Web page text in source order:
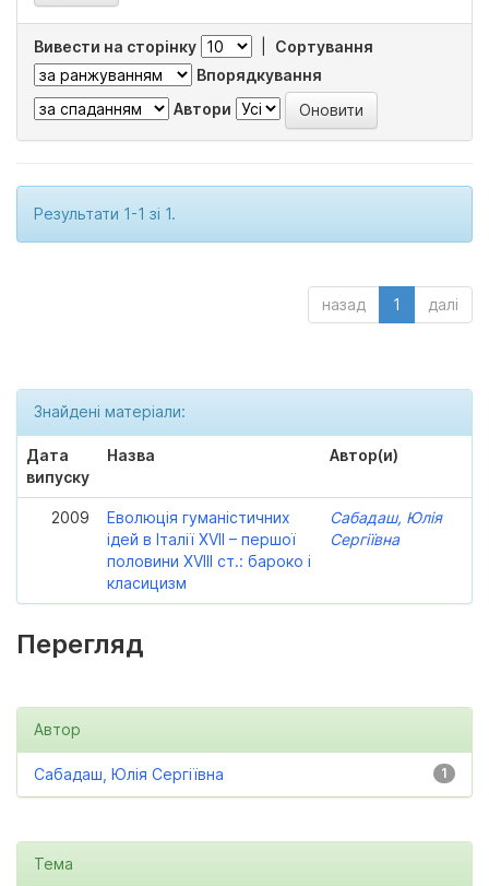
Вивести на сторінку
Сортування
Впорядкування
Автори
Результати 1-1 зі 1.
назад 1 далі
Знайдені матеріали:
Дата
випуску
Назва Автор(и)
2009
Еволюція гуманістичних
ідей в Італії XVII – першої
половини XVIII ст.: бароко і
класицизм
Сабадаш, Юлія
Сергіївна
Перегляд
Автор
1
Сабадаш, Юлія Сергіївна
Тема